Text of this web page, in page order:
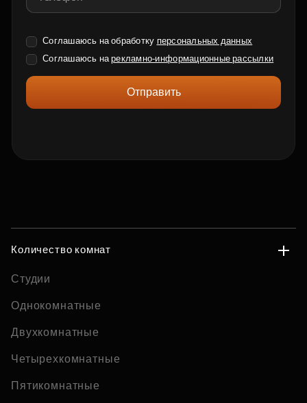
Соглашаюсь на обработку персональных данных
Соглашаюсь нарекламно-информационные рассылки
Отправить
Количество комнат
Студии
Однокомнатные
Двухкомнатные
Четырехкомнатные
Пятикомнатные